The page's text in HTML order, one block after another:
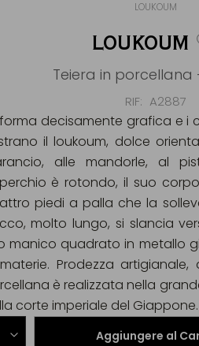
LOUKOUM
LOUKOUM
Teiera in porcellana
RIF A2887
Aggiungere al
decisamente grafica e i
il loukoum, dolce
alle mandorle, al
è rotondo, il suo
piedi a palla che la
molto lungo, si slancia
manico quadrato in metallo
Prodezza
è realizzata nella
corte imperiale del Giappone.